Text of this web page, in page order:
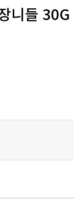
니들